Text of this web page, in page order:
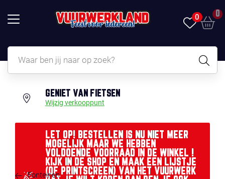
0 0
GENIET VAN FIETSEN
Wijzig verkooppunt
LET OP! BESTELLEN IS NU NIET MEER
MOGELIJK MAAR WE HEBBEN
VOLDOENDE VOORRAAD IN DE WINKEL !
KIJK IN DE SHOP EN MAAK EEN LIJSTJE
(OF PRINTSCREEN) VAN HET VUURWERK
Fonteinen